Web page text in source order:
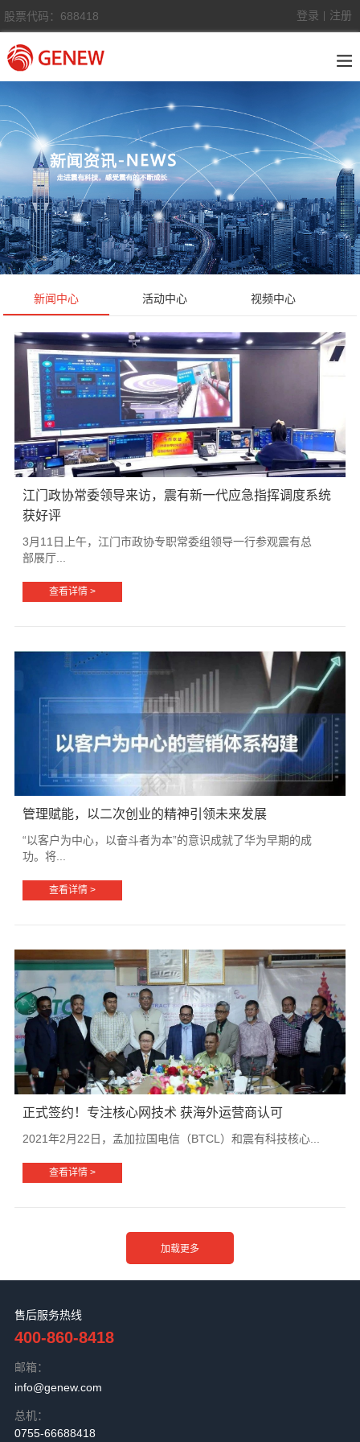
股票代码：688418 登录 注册
新闻中心 活动中心 视频中心
江门政协常委领导来访，震有新一代应急指挥调度系统
获好评
3月11日上午，江门市政协专职常委组领导一行参观震有总
部展厅...
查看详情 >
管理赋能，以二次创业的精神引领未来发展
“以客户为中心，以奋斗者为本”的意识成就了华为早期的成
功。将...
查看详情 >
正式签约！专注核心网技术 获海外运营商认可
2021年2月22日，孟加拉国电信（BTCL）和震有科技核心...
查看详情 >
售后服务热线
400-860-8418
邮箱：
info@genew.com
总机：
0755-66688418